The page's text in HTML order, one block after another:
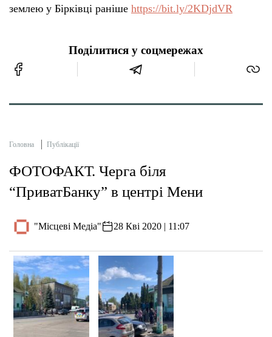
землею у Бірківці раніше https://bit.ly/2KDjdVR
Поділитися у соцмережах
Головна Публікації
ФОТОФАКТ. Черга біля
“ПриватБанку” в центрі Мени
"Місцеві Медіа" 28 Кві 2020 | 11:07